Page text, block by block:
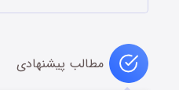
مطالب پیشنهادی